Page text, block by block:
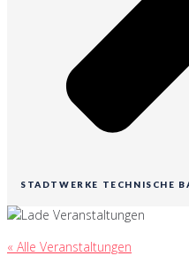
STADTWERKE TECHNISCHE
« Alle Veranstaltungen